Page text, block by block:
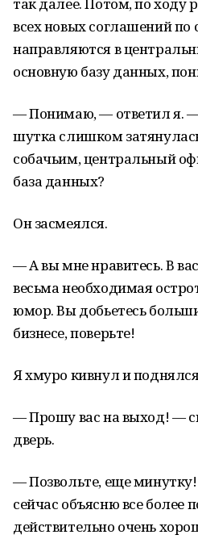
всех новых соглашений по
направляются в
основную базу данных,
— Понимаю, — ответил я.
шутка слишком
собачьим, центральный
база данных?
Он засмеялся.
— А вы мне нравитесь. В
весьма необходимая
юмор. Вы добьетесь
бизнесе, поверьте!
Я хмуро кивнул и поднялся
— Прошу вас на выход! —
дверь.
— Позвольте, еще
сейчас объясню все более
действительно очень